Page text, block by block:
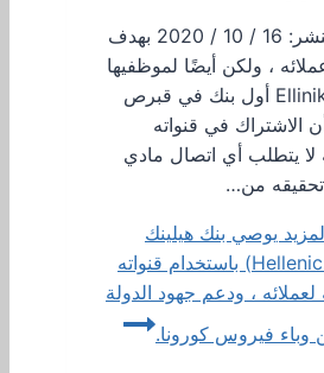
تاريخ النشر: 16 / 10 / 2020 بهدف
، ولكن أيضًا لموظفيها
، كان Elliniki أول بنك في قبرص
الاشتراك في قنواته
لا يتطلب أي اتصال مادي
من…
يوصي بنك هيلينك
(Hellenic Bank) باستخدام قنواته
لعملائه ، ودعم جهود الدولة
وباء فيروس كورونا.